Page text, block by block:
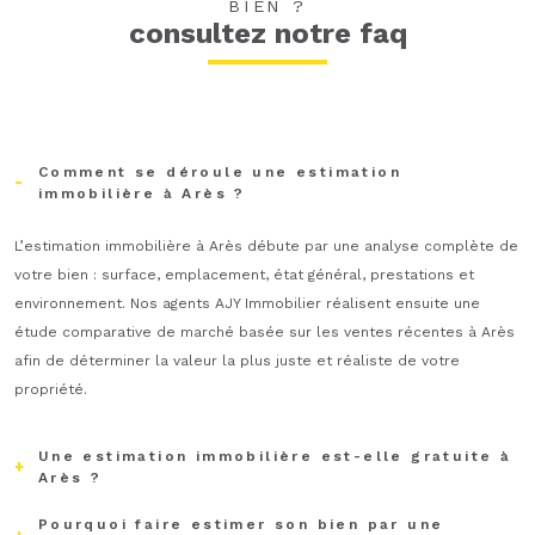
vendre mon bien louer mon bien
mon bien
Adresse du bien *
BIEN ?
consultez notre faq
Comment se déroule une estimation
immobilière à Arès ?
L’estimation immobilière à Arès débute par une analyse complète de
votre bien : surface, emplacement, état général, prestations et
environnement. Nos agents AJY Immobilier réalisent ensuite une
étude comparative de marché basée sur les ventes récentes à Arès
afin de déterminer la valeur la plus juste et réaliste de votre
propriété.
Une estimation immobilière est-elle gratuite à
Arès ?
Oui, AJY Immobilier vous propose une estimation immobilière gratuite
Pourquoi faire estimer son bien par une